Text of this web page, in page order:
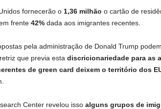
fornecerão o 1,36 milhão o cartão de
frente 42% dada aos imigrantes recentes.
pela administração de Donald Trump
que previa esta discricionariedade para as
de green card deixem o território dos
Center revelou isso alguns grupos de